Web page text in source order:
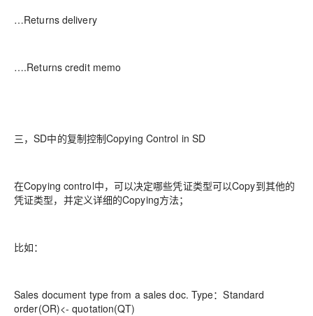
…Returns delivery
….Returns credit memo
三，SD中的复制控制Copying Control in SD
在Copying control中，可以决定哪些凭证类型可以Copy到其他的
凭证类型，并定义详细的Copying方法；
比如：
Sales document type from a sales doc. Type：Standard
order(OR)<- quotation(QT)